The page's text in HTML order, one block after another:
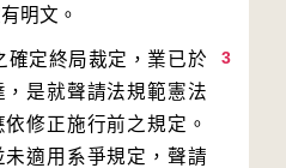
3
確定終局裁定，業已於
是就聲請法規範憲法
修正施行前之規定。
適用系爭規定，聲請